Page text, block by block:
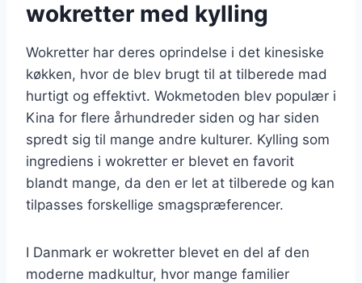
wokretter med kylling
Wokretter har deres oprindelse i det kinesiske
køkken, hvor de blev brugt til at tilberede mad
hurtigt og effektivt. Wokmetoden blev populær i
Kina for flere århundreder siden og har siden
spredt sig til mange andre kulturer. Kylling som
ingrediens i wokretter er blevet en favorit
blandt mange, da den er let at tilberede og kan
tilpasses forskellige smagspræferencer.
I Danmark er wokretter blevet en del af den
moderne madkultur, hvor mange familier